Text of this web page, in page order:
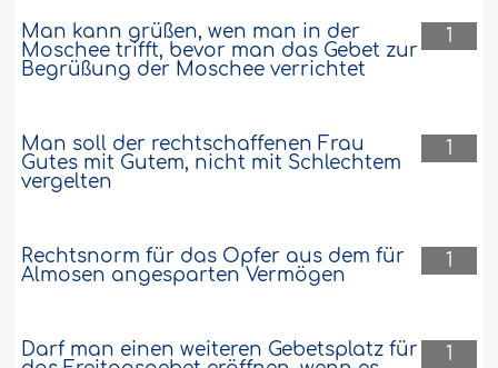
1
Man kann grüßen, wen man in der
Moschee trifft, bevor man das Gebet zur
Begrüßung der Moschee verrichtet
1
Man soll der rechtschaffenen Frau
Gutes mit Gutem, nicht mit Schlechtem
vergelten
1
Rechtsnorm für das Opfer aus dem für
Almosen angesparten Vermögen
1
Darf man einen weiteren Gebetsplatz für